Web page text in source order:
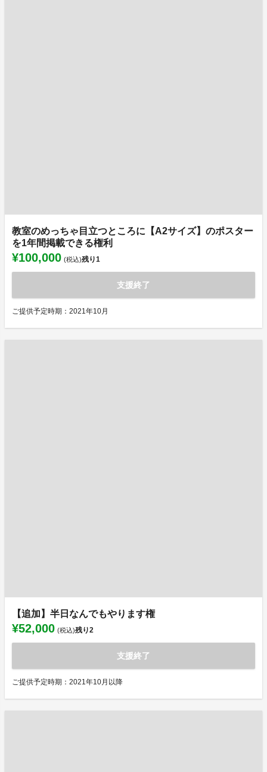
教室のめっちゃ目立つところに【A2サイズ】のポスター
を1年間掲載できる権利
¥100,000 (税込)残り1
支援終了
ご提供予定時期：2021年10月
【追加】半日なんでもやります権
¥52,000 (税込)残り2
支援終了
ご提供予定時期：2021年10月以降